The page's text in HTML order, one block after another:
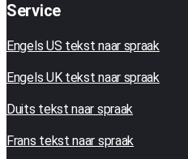
Service
Engels US tekst naar spraak
Engels UK tekst naar spraak
Duits tekst naar spraak
Frans tekst naar spraak